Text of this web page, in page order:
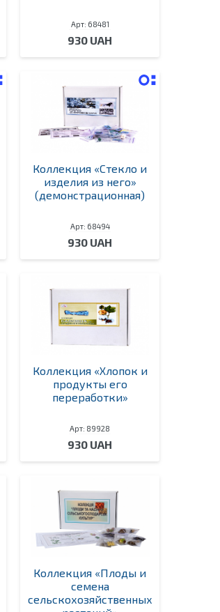
Арт: 68481
930 UAH
Коллекция «Стекло и
изделия из него»
(демонстрационная)
Арт: 68494
930 UAH
Коллекция «Хлопок и
продукты его
переработки»
Арт: 89928
930 UAH
Коллекция «Плоды и
семена
сельскохозяйственных